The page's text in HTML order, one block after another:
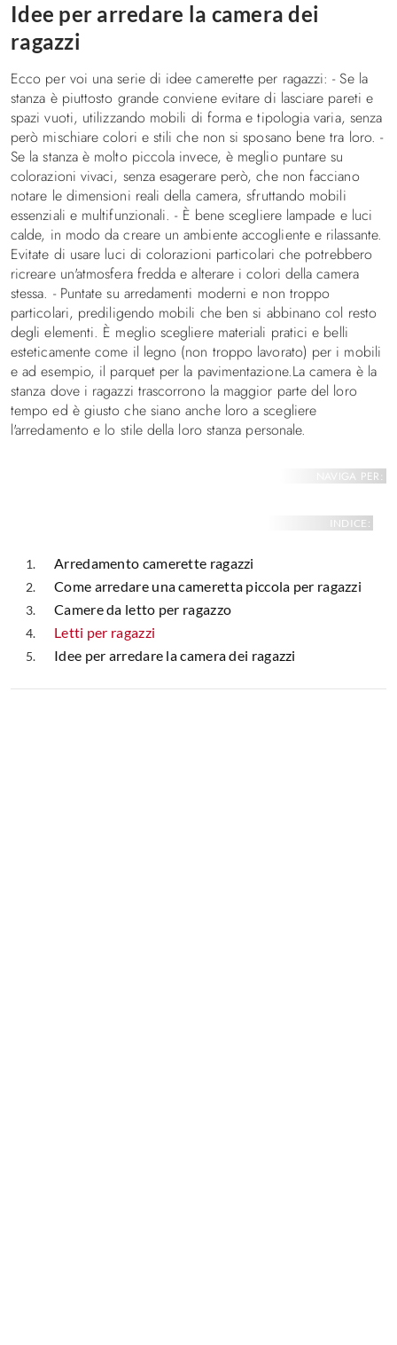
Idee per arredare la camera dei
ragazzi
Ecco per voi una serie di idee camerette per ragazzi: - Se la
stanza è piuttosto grande conviene evitare di lasciare pareti e
spazi vuoti, utilizzando mobili di forma e tipologia varia, senza
però mischiare colori e stili che non si sposano bene tra loro. -
Se la stanza è molto piccola invece, è meglio puntare su
colorazioni vivaci, senza esagerare però, che non facciano
notare le dimensioni reali della camera, sfruttando mobili
essenziali e multifunzionali. - È bene scegliere lampade e luci
calde, in modo da creare un ambiente accogliente e rilassante.
Evitate di usare luci di colorazioni particolari che potrebbero
ricreare un'atmosfera fredda e alterare i colori della camera
stessa. - Puntate su arredamenti moderni e non troppo
particolari, prediligendo mobili che ben si abbinano col resto
degli elementi. È meglio scegliere materiali pratici e belli
esteticamente come il legno (non troppo lavorato) per i mobili
e ad esempio, il parquet per la pavimentazione.La camera è la
stanza dove i ragazzi trascorrono la maggior parte del loro
tempo ed è giusto che siano anche loro a scegliere
l'arredamento e lo stile della loro stanza personale.
NAVIGA PER:
INDICE:
Arredamento camerette ragazzi
Come arredare una cameretta piccola per ragazzi
Camere da letto per ragazzo
Letti per ragazzi
Idee per arredare la camera dei ragazzi